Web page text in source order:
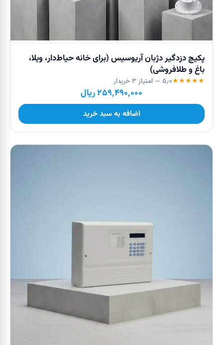
پکیچ دزدگیر دژبان آریوسیس (برای خانه حیاط‌دار، ویلا،
باغ و طلافروشی)
★
★
★
★
★۵٫۰ — امتیاز ۳ خریدار
۲۵۹٬۴۹۰٬۰۰۰ریال
اضافه به سبد خرید